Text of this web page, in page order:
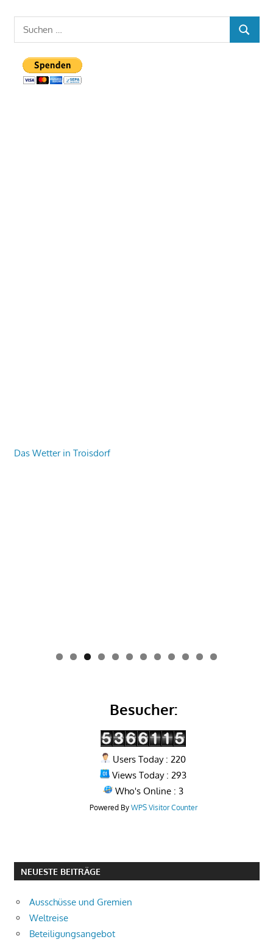
Suchen
nach:
SUCHEN
Das Wetter in Troisdorf
0 1 2
Besucher:
Users Today : 220
Views Today : 293
Who's Online : 3
Powered By WPS Visitor Counter
NEUESTE BEITRÄGE
Ausschüsse und Gremien
Weltreise
Beteiligungsangebot